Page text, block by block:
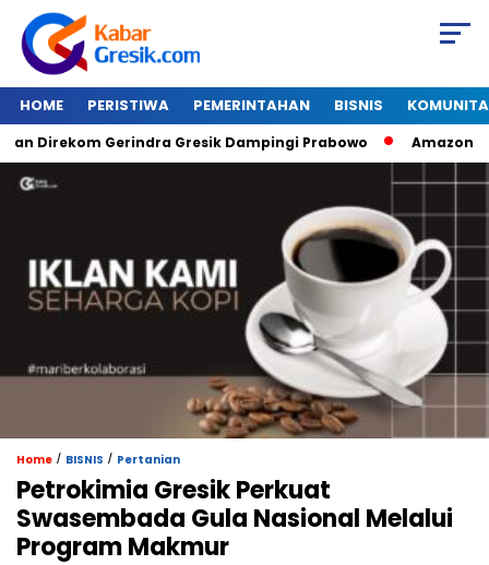
HOME PERISTIWA PEMERINTAHAN BISNIS
Gerindra Gresik Dampingi Prabowo Amazon Van
Home / BISNIS / Pertanian
Petrokimia Gresik Perkuat
Swasembada Gula Nasional Melalui
Program Makmur